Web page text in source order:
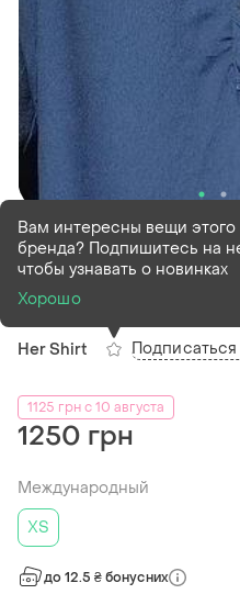
В наличии1 шт
Her shirt блуза
xs.италия.
Her Shirt
Вам интересны вещи этого
бренда? Подпишитесь на
чтобы узнавать о новинках
Хорошо
1125 грн с 10 августа
1250 грн
Международный
ХS
до 12.5 ₴ бонусних